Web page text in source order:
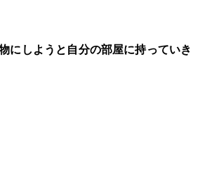
にしようと自分の部屋に持っていき